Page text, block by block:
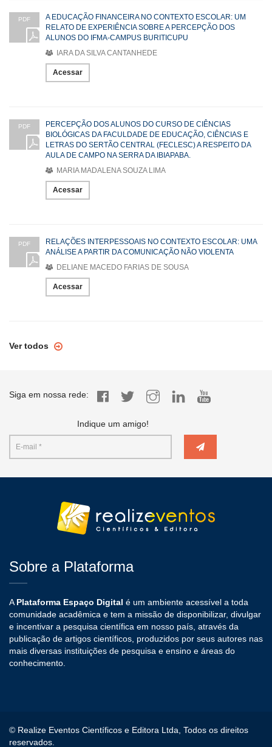
PDF
A EDUCAÇÃO FINANCEIRA NO CONTEXTO ESCOLAR: UM
RELATO DE EXPERIÊNCIA SOBRE A PERCEPÇÃO DOS
ALUNOS DO IFMA-CAMPUS BURITICUPU
IARA DA SILVA CANTANHEDE
Acessar
PDF
PERCEPÇÃO DOS ALUNOS DO CURSO DE CIÊNCIAS
BIOLÓGICAS DA FACULDADE DE EDUCAÇÃO, CIÊNCIAS E
LETRAS DO SERTÃO CENTRAL (FECLESC) A RESPEITO DA
AULA DE CAMPO NA SERRA DA IBIAPABA.
MARIA MADALENA SOUZA LIMA
Acessar
PDF
RELAÇÕES INTERPESSOAIS NO CONTEXTO ESCOLAR: UMA
ANÁLISE A PARTIR DA COMUNICAÇÃO NÃO VIOLENTA
DELIANE MACEDO FARIAS DE SOUSA
Acessar
Ver todos
Siga em nossa rede:
Indique um amigo!
Sobre a Plataforma
A Plataforma Espaço Digital é um ambiente acessível a toda
comunidade acadêmica e tem a missão de disponibilizar, divulgar
e incentivar a pesquisa científica em nosso país, através da
publicação de artigos científicos, produzidos por seus autores nas
mais diversas instituições de pesquisa e ensino e áreas do
conhecimento.
© Realize Eventos Científicos e Editora Ltda, Todos os direitos
reservados.